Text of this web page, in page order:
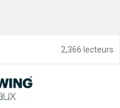
2,366 lecteurs